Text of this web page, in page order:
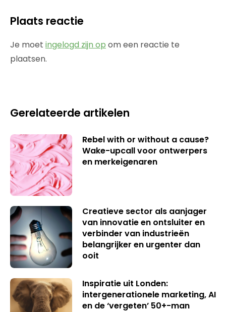
Plaats reactie
Je moet ingelogd zijn op om een reactie te
plaatsen.
Gerelateerde artikelen
Rebel with or without a cause?
Wake-upcall voor ontwerpers
en merkeigenaren
Creatieve sector als aanjager
van innovatie en ontsluiter en
verbinder van industrieën
belangrijker en urgenter dan
ooit
Inspiratie uit Londen:
intergenerationele marketing, AI
en de ‘vergeten’ 50+-man